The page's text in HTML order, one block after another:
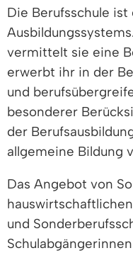
Die Berufsschule
vermittelt sie eine
erwerbt ihr in der
und
besonderer
der
allgemeine Bildung
Das Angebot von
und